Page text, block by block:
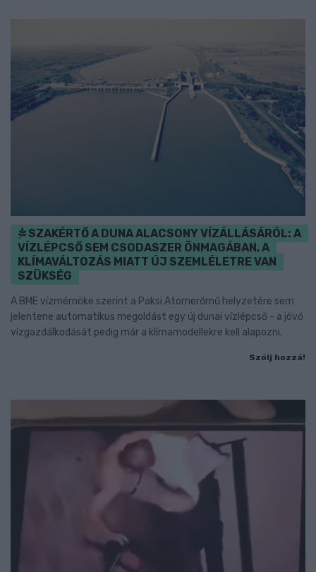
SZAKÉRTŐ A DUNA ALACSONY VÍZÁLLÁSÁRÓL: A
VÍZLÉPCSŐ SEM CSODASZER ÖNMAGÁBAN, A
KLÍMAVÁLTOZÁS MIATT ÚJ SZEMLÉLETRE VAN
SZÜKSÉG
A BME vízmérnöke szerint a Paksi Atomerőmű helyzetére sem
jelentene automatikus megoldást egy új dunai vízlépcső - a jövő
vízgazdálkodását pedig már a klímamodellekre kell alapozni.
Szólj hozzá!